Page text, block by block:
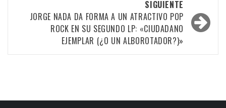
SIGUIENTE
JORGE NADA DA FORMA A UN ATRACTIVO POP
ROCK EN SU SEGUNDO LP: «CIUDADANO
EJEMPLAR (¿O UN ALBOROTADOR?)»